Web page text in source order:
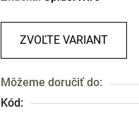
hviezdičiek.
ZVOĽTE VARIANT
Môžeme doručiť do:
Kód: